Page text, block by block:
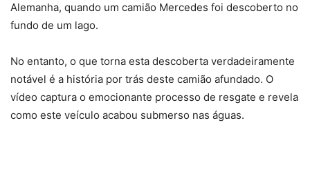
Alemanha, quando um camião Mercedes foi descoberto no
fundo de um lago.
No entanto, o que torna esta descoberta verdadeiramente
notável é a história por trás deste camião afundado. O
vídeo captura o emocionante processo de resgate e revela
como este veículo acabou submerso nas águas.